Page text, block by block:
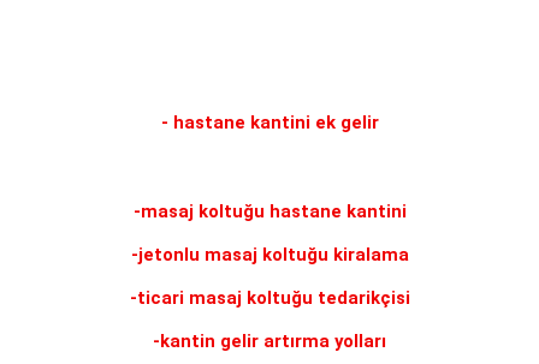
- hastane kantini ek gelir
-masaj koltuğu hastane kantini
-jetonlu masaj koltuğu kiralama
-ticari masaj koltuğu tedarikçisi
-kantin gelir artırma yolları